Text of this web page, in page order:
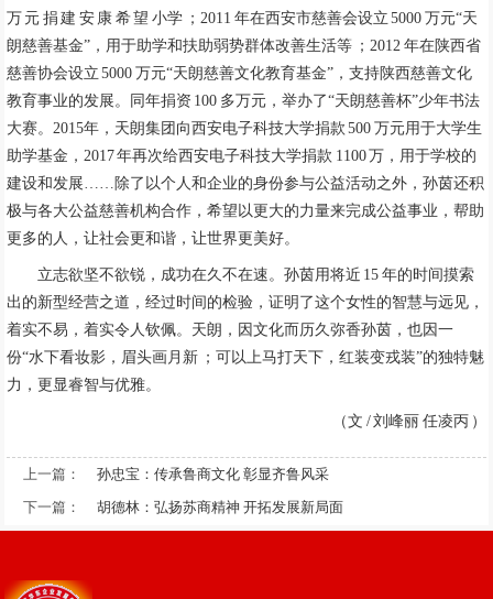
万 元 捐 建 安 康 希 望 小学 ；2011 年在西安市慈善会设立 5000 万元“天
朗慈善基金”，用于助学和扶助弱势群体改善生活等 ；2012 年在陕西省
慈善协会设立 5000 万元“天朗慈善文化教育基金”，支持陕西慈善文化
教育事业的发展。同年捐资 100 多万元，举办了“天朗慈善杯”少年书法
大赛。2015年，天朗集团向西安电子科技大学捐款 500 万元用于大学生
助学基金，2017 年再次给西安电子科技大学捐款 1100 万，用于学校的
建设和发展……除了以个人和企业的身份参与公益活动之外，孙茵还积
极与各大公益慈善机构合作，希望以更大的力量来完成公益事业，帮助
更多的人，让社会更和谐，让世界更美好。
立志欲坚不欲锐，成功在久不在速。孙茵用将近 15 年的时间摸索
出的新型经营之道，经过时间的检验，证明了这个女性的智慧与远见，
着实不易，着实令人钦佩。天朗，因文化而历久弥香孙茵，也因一
份“水下看妆影，眉头画月新 ；可以上马打天下，红装变戎装”的独特魅
力，更显睿智与优雅。
（文 / 刘峰丽 任凌丙 ）
上一篇：
孙忠宝：传承鲁商文化 彰显齐鲁风采
下一篇：
胡德林：弘扬苏商精神 开拓发展新局面